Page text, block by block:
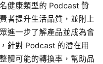
健康類型的 Podcast 贊
者提升生活品質，並附上
進一步了解產品並成為會
針對 Podcast 的潛在用
體可能的轉換率，幫助品